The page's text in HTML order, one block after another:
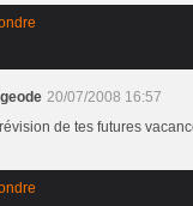
20/07/2008 16:57
de tes futures